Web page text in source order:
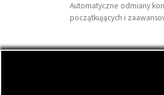
Automatyczne odmiany
początkujących i